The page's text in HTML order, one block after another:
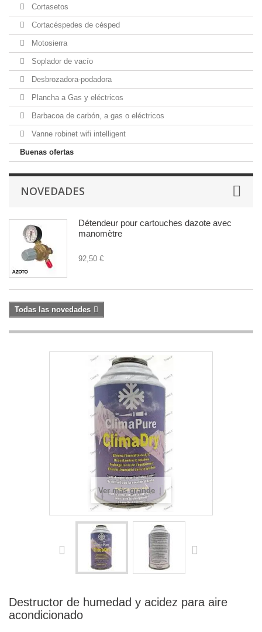
Cortasetos
Cortacéspedes de césped
Motosierra
Soplador de vacío
Desbrozadora-podadora
Plancha a Gas y eléctricos
Barbacoa de carbón, a gas o eléctricos
Vanne robinet wifi intelligent
Buenas ofertas
NOVEDADES
Détendeur pour cartouches dazote avec
manomètre
92,50 €
Todas las novedades
Ver más grande
Destructor de humedad y acidez para aire
acondicionado